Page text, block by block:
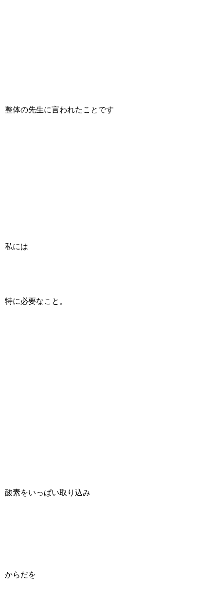
整体の先生に言われたことです
私には
特に必要なこと。
酸素をいっぱい取り込み
からだを